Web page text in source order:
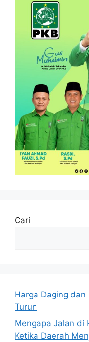
Cari
Harga Daging dan
Turun
Mengapa Jalan di
Ketika Daerah